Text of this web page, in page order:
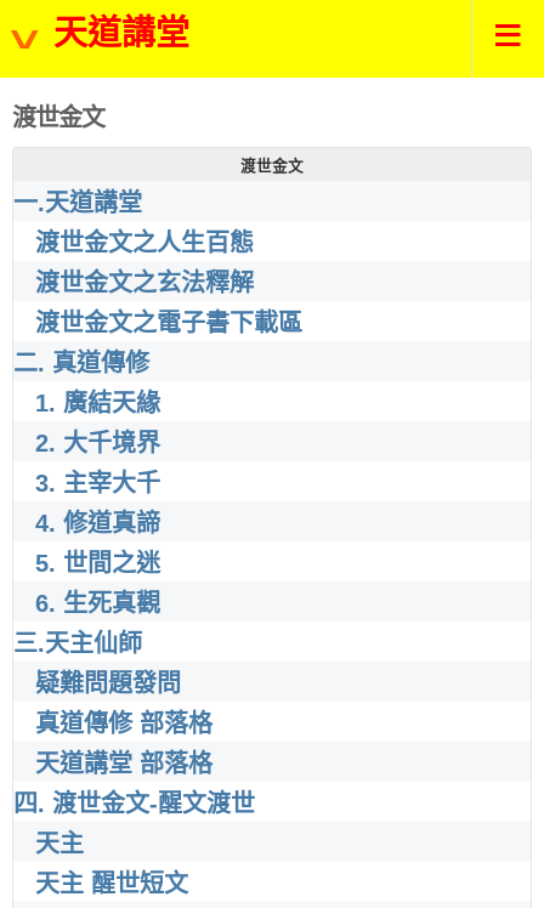
天道講堂
渡世金文
渡世金文
一.天道講堂
渡世金文之人生百態
渡世金文之玄法釋解
渡世金文之電子書下載區
二. 真道傳修
1. 廣結天緣
2. 大千境界
3. 主宰大千
4. 修道真諦
5. 世間之迷
6. 生死真觀
三.天主仙師
疑難問題發問
真道傳修 部落格
天道講堂 部落格
四. 渡世金文-醒文渡世
天主
天主 醒世短文